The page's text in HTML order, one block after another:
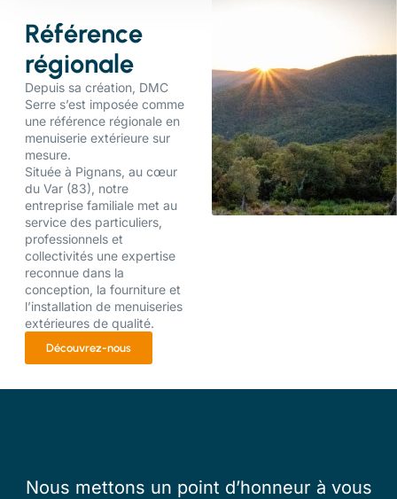
Référence
régionale
Depuis sa création, DMC
Serre s’est imposée comme
une référence régionale en
menuiserie extérieure sur
mesure.
Située à Pignans, au cœur
du Var (83), notre
entreprise familiale met au
service des particuliers,
professionnels et
collectivités une expertise
reconnue dans la
conception, la fourniture et
l’installation de menuiseries
extérieures de qualité.
Découvrez-nous
Nous mettons un point d’honneur à vous